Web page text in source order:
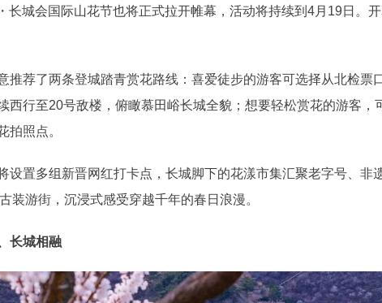
长城会国际山花节也将正式拉开帷幕，活动将持续到4月19日。
荐了两条登城踏青赏花路线：喜爱徒步的游客可选择从北检票
西行至20号敌楼，俯瞰慕田峪长城全貌；想要轻松赏花的游客
拍照点。
置多组新晋网红打卡点，长城脚下的花漾市集汇聚老字号、非
装游街，沉浸式感受穿越千年的春日浪漫。
长城相融